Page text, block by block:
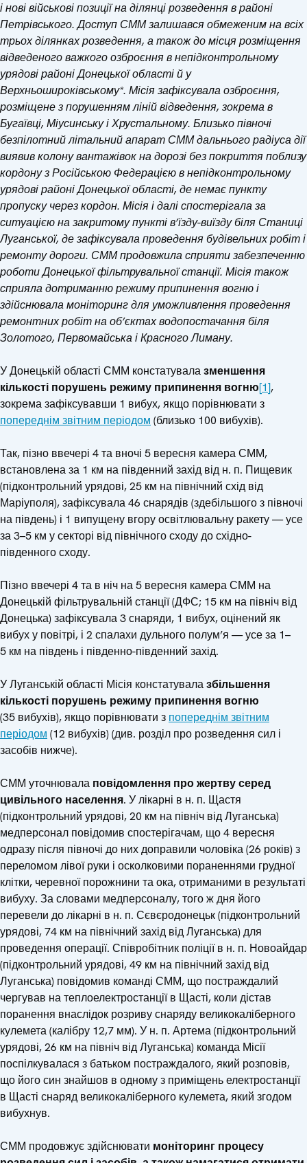
і нові військові позиції на ділянці розведення в районі
Петрівського. Доступ СММ залишався обмеженим на всіх
трьох ділянках розведення, а також до місця розміщення
відведеного важкого озброєння в непідконтрольному
урядові районі Донецької області й у
Верхньошироківському*. Місія зафіксувала озброєння,
розміщене з порушенням ліній відведення, зокрема в
Бугаївці, Міусинську і Хрустальному. Близько півночі
безпілотний літальний апарат СММ дальнього радіуса дії
виявив колону вантажівок на дорозі без покриття поблизу
кордону з Російською Федерацією в непідконтрольному
урядові районі Донецької області, де немає пункту
пропуску через кордон. Місія і далі спостерігала за
ситуацією на закритому пункті в’їзду-виїзду біля Станиці
Луганської, де зафіксувала проведення будівельних робіт і
ремонту дороги. СММ продовжила сприяти забезпеченню
роботи Донецької фільтрувальної станції. Місія також
сприяла дотриманню режиму припинення вогню і
здійснювала моніторинг для уможливлення проведення
ремонтних робіт на об’єктах водопостачання біля
Золотого, Первомайська і Красного Лиману.
У Донецькій області СММ констатувалазменшення
кількості порушень режиму припинення вогню[1],
зокрема зафіксувавши 1 вибух, якщо порівнювати з
попереднім звітним періодом (близько 100 вибухів).
Так, пізно ввечері 4 та вночі 5 вересня камера СММ,
встановлена за 1 км на південний захід від н. п. Пищевик
(підконтрольний урядові, 25 км на північний схід від
Маріуполя), зафіксувала 46 снарядів (здебільшого з півночі
на південь) і 1 випущену вгору освітлювальну ракету — усе
за 3–5 км у секторі від північного сходу до східно-
південного сходу.
Пізно ввечері 4 та в ніч на 5 вересня камера СММ на
Донецькій фільтрувальній станції (ДФС; 15 км на північ від
Донецька) зафіксувала 3 снаряди, 1 вибух, оцінений як
вибух у повітрі, і 2 спалахи дульного полум’я — усе за 1–
5 км на південь і південно-південний захід.
У Луганській області Місія констатувалазбільшення
кількості порушень режиму припинення вогню
(35 вибухів), якщо порівнювати з попереднім звітним
періодом (12 вибухів) (див. розділ про розведення сил і
засобів нижче).
СММ уточнювала повідомлення про жертву серед
цивільного населення. У лікарні в н. п. Щастя
(підконтрольний урядові, 20 км на північ від Луганська)
медперсонал повідомив спостерігачам, що 4 вересня
одразу після півночі до них доправили чоловіка (26 років) з
переломом лівої руки і осколковими пораненнями грудної
клітки, черевної порожнини та ока, отриманими в результаті
вибуху. За словами медперсоналу, того ж дня його
перевели до лікарні в н. п. Сєвєродонецьк (підконтрольний
урядові, 74 км на північний захід від Луганська) для
проведення операції. Співробітник поліції в н. п. Новоайдар
(підконтрольний урядові, 49 км на північний захід від
Луганська) повідомив команді СММ, що постраждалий
чергував на теплоелектростанції в Щасті, коли дістав
поранення внаслідок розриву снаряду великокаліберного
кулемета (калібру 12,7 мм). У н. п. Артема (підконтрольний
урядові, 26 км на північ від Луганська) команда Місії
поспілкувалася з батьком постраждалого, який розповів,
що його син знайшов в одному з приміщень електростанції
в Щасті снаряд великокаліберного кулемета, який згодом
вибухнув.
СММ продовжує здійснювати моніторинг процесу